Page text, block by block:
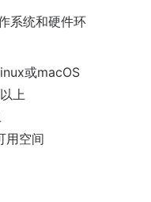
系统和硬件环
或macOS
上
用空间